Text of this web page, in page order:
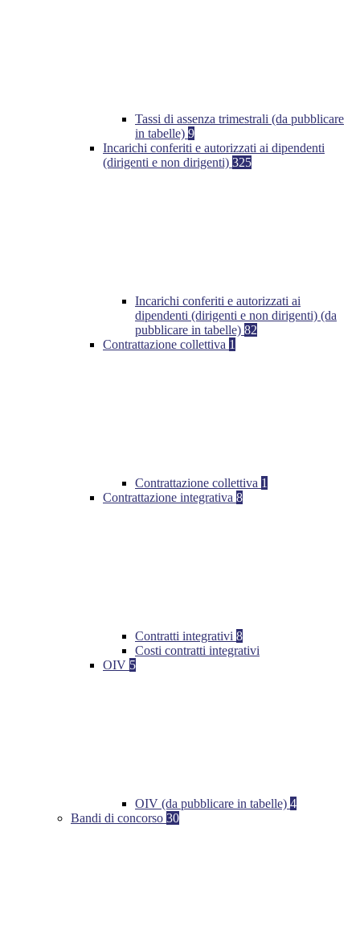
Tassi di assenza trimestrali (da pubblicare
in tabelle) 9
Incarichi conferiti e autorizzati ai dipendenti
(dirigenti e non dirigenti) 325
Incarichi conferiti e autorizzati ai
dipendenti (dirigenti e non dirigenti) (da
pubblicare in tabelle) 82
Contrattazione collettiva 1
Contrattazione collettiva 1
Contrattazione integrativa 8
Contratti integrativi 8
Costi contratti integrativi
OIV 5
OIV (da pubblicare in tabelle) 4
Bandi di concorso 30